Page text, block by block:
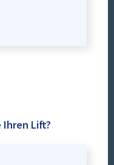
Ihren Lift?